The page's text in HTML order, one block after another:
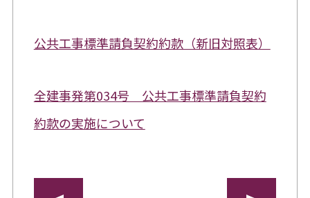
公共工事標準請負契約約款（新旧対照表）
全建事発第034号 公共工事標準請負契約
約款の実施について